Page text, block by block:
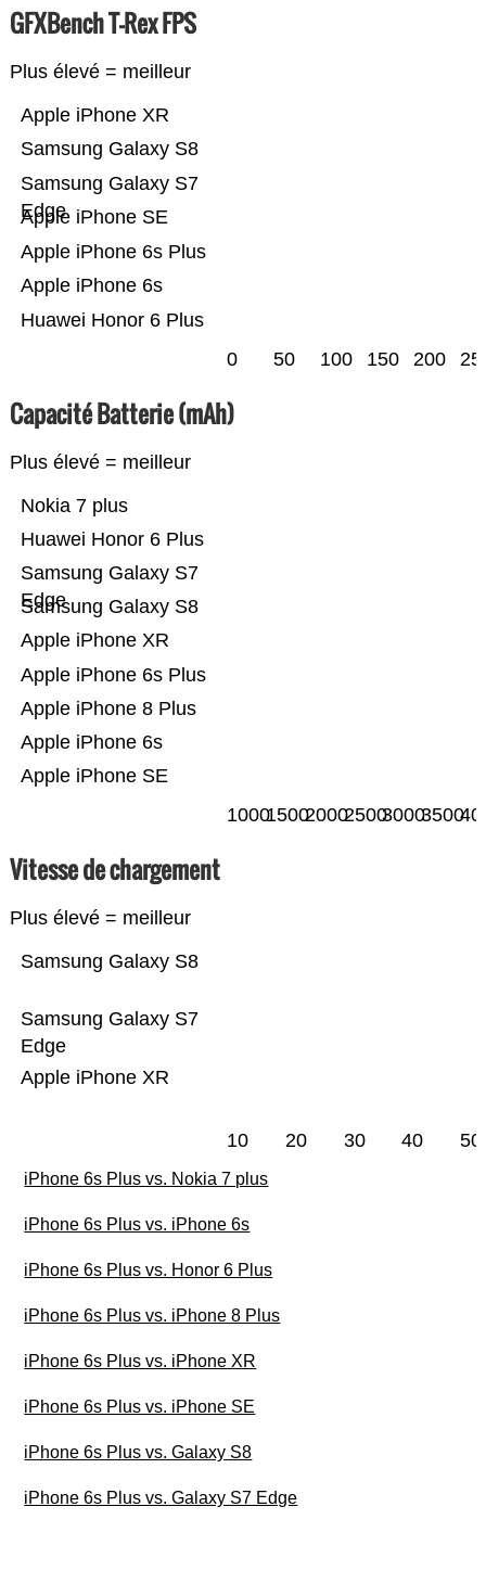
GFXBench T-Rex FPS
Plus élevé = meilleur
Huawei Honor 6 Plus
Apple iPhone 6s
Apple iPhone 6s Plus
Apple iPhone SE
Samsung Galaxy S7
Edge
Samsung Galaxy S8
Apple iPhone XR
0 50 100 150 200
Capacité Batterie (mAh)
Plus élevé = meilleur
Apple iPhone SE
Apple iPhone 6s
Apple iPhone 8 Plus
Apple iPhone 6s Plus
Apple iPhone XR
Samsung Galaxy S8
Samsung Galaxy S7
Edge
Huawei Honor 6 Plus
Nokia 7 plus
100015002000250030003500
Vitesse de chargement
Plus élevé = meilleur
Apple iPhone XR
Samsung Galaxy S7
Edge
Samsung Galaxy S8
10 20 30 40 50
iPhone 6s Plus vs. Nokia 7 plus
iPhone 6s Plus vs. iPhone 6s
iPhone 6s Plus vs. Honor 6 Plus
iPhone 6s Plus vs. iPhone 8 Plus
iPhone 6s Plus vs. iPhone XR
iPhone 6s Plus vs. iPhone SE
iPhone 6s Plus vs. Galaxy S8
iPhone 6s Plus vs. Galaxy S7 Edge